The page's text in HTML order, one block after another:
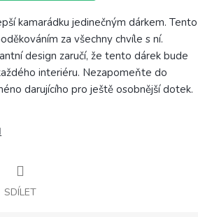
kamarádku jedinečným dárkem. Tento
za všechny chvíle s ní.
design zaručí, že tento dárek bude
interiéru. Nezapomeňte do
darujícího pro ještě osobnější dotek.
SDÍLET